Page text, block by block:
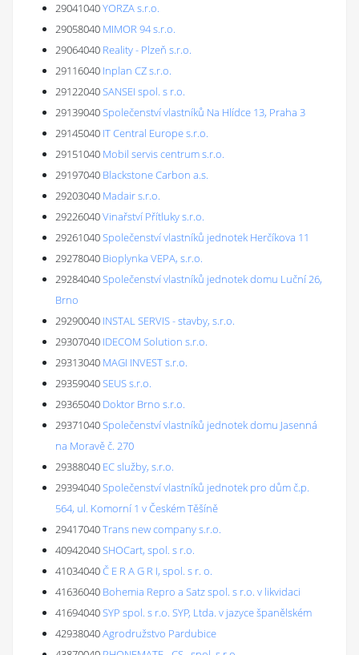
29041040YORZA s.r.o.
29058040 MIMOR 94 s.r.o.
29064040 Reality - Plzeň s.r.o.
29116040 Inplan CZ s.r.o.
29122040SANSEI spol. s r.o.
29139040Společenství vlastníků Na Hlídce 13, Praha 3
29145040 IT Central Europe s.r.o.
29151040 Mobil servis centrum s.r.o.
29197040 Blackstone Carbon a.s.
29203040 Madair s.r.o.
29226040Vinařství Přítluky s.r.o.
29261040Společenství vlastníků jednotek Herčíkova 11
29278040 Bioplynka VEPA, s.r.o.
29284040Společenství vlastníků jednotek domu Luční 26,
Brno
29290040 INSTAL SERVIS - stavby, s.r.o.
29307040 IDECOM Solution s.r.o.
29313040 MAGI INVEST s.r.o.
29359040SEUS s.r.o.
29365040 Doktor Brno s.r.o.
29371040Společenství vlastníků jednotek domu Jasenná
na Moravě č. 270
29388040 EC služby, s.r.o.
29394040Společenství vlastníků jednotek pro dům č.p.
564, ul. Komorní 1 v Českém Těšíně
29417040Trans new company s.r.o.
40942040SHOCart, spol. s r.o.
41034040Č E R A G R I, spol. s r. o.
41636040 Bohemia Repro a Satz spol. s r.o. v likvidaci
41694040SYP spol. s r.o. SYP, Ltda. v jazyce španělském
42938040Agrodružstvo Pardubice